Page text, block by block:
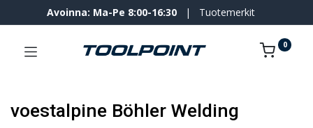
Avoinna: Ma-Pe 8:00-16:30 | Tuotemerkit
0
voestalpine Böhler Welding